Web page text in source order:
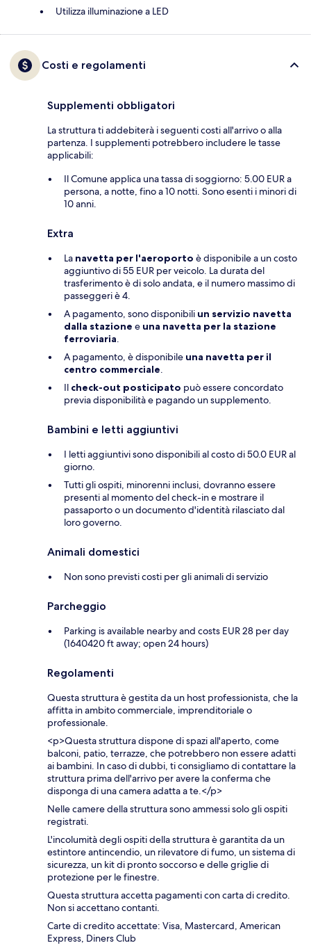
Utilizza illuminazione a LED
Costi e regolamenti
Supplementi obbligatori
La struttura ti addebiterà i seguenti costi all'arrivo o alla
partenza. I supplementi potrebbero includere le tasse
applicabili:
Il Comune applica una tassa di soggiorno: 5.00 EUR a
persona, a notte, fino a 10 notti. Sono esenti i minori di
10 anni.
Extra
La navetta per l'aeroporto è disponibile a un costo
aggiuntivo di 55 EUR per veicolo. La durata del
trasferimento è di solo andata, e il numero massimo di
passeggeri è 4.
A pagamento, sono disponibili un servizio navetta
dalla stazione e una navetta per la stazione
ferroviaria.
A pagamento, è disponibile una navetta per il
centro commerciale.
Il check-out posticipato può essere concordato
previa disponibilità e pagando un supplemento.
Bambini e letti aggiuntivi
I letti aggiuntivi sono disponibili al costo di 50.0 EUR al
giorno.
Tutti gli ospiti, minorenni inclusi, dovranno essere
presenti al momento del check-in e mostrare il
passaporto o un documento d'identità rilasciato dal
loro governo.
Animali domestici
Non sono previsti costi per gli animali di servizio
Parcheggio
Parking is available nearby and costs EUR 28 per day
(1640420 ft away; open 24 hours)
Regolamenti
Questa struttura è gestita da un host professionista, che la
affitta in ambito commerciale, imprenditoriale o
professionale.
<p>Questa struttura dispone di spazi all'aperto, come
balconi, patio, terrazze, che potrebbero non essere adatti
ai bambini. In caso di dubbi, ti consigliamo di contattare la
struttura prima dell'arrivo per avere la conferma che
disponga di una camera adatta a te.</p>
Nelle camere della struttura sono ammessi solo gli ospiti
registrati.
L'incolumità degli ospiti della struttura è garantita da un
estintore antincendio, un rilevatore di fumo, un sistema di
sicurezza, un kit di pronto soccorso e delle griglie di
protezione per le finestre.
Questa struttura accetta pagamenti con carta di credito.
Non si accettano contanti.
Carte di credito accettate: Visa, Mastercard, American
Express, Diners Club